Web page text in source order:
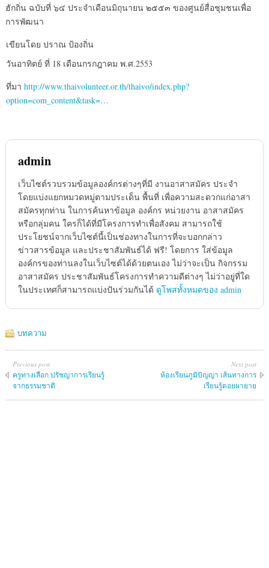
ฮักถิ่น ฉบับที่ ๖๔ ประจำเดือนมิถุนายน ๒๕๕๓ ของศูนย์สื่อชุมชนเพื่อ
การพัฒนา
เขียนโดย ปราณ ป้องถิ่น
วันอาทิตย์ ที่ 18 เดือนกรกฎาคม พ.ศ.2553
ที่มา http://www.thaivolunteer.or.th/thaivo/index.php?
option=com_content&task=…
admin
เว็บไซต์รวบรวมข้อมูลองค์กรต่างๆที่มี งานอาสาสมัคร ประจำ
โดยแบ่งแยกหมวดหมู่ตามประเด็น พื้นที่ เพื่อความสะดวกแก่อาสา
สมัครทุกท่าน ในการค้นหาข้อมูล องค์กร หน่วยงาน อาสาสมัคร
หรือกลุ่มคน ใครก็ได้ที่มีโครงการทำเพื่อสังคม สามารถใช้
ประโยชน์จากเว็บไซต์นี้เป็นช่องทางในการที่จะบอกกล่าว
ข่าวสารข้อมูล และประชาสัมพันธ์ได้ ฟรี! โดยการ ใส่ข้อมูล
องค์กรของท่านลงในเว็บไซต์ได้ด้วยตนเอง ไม่ว่าจะเป็น กิจกรรม
อาสาสมัคร ประชาสัมพันธ์โครงการทำความดีต่างๆ ไม่ว่าอยู่ที่ใด
ในประเทศก็สามารถแบ่งปันร่วมกันได้ ดูโพสทั้งหมดของ admin
บทความ
Previous post
ครูทางเลือก ปรัชญาการเรียนรู้
จากธรรมชาติ
Next post
ห้องเรียนภูมิปัญญา เส้นทางการ
เรียนรู้ดอยผายาย